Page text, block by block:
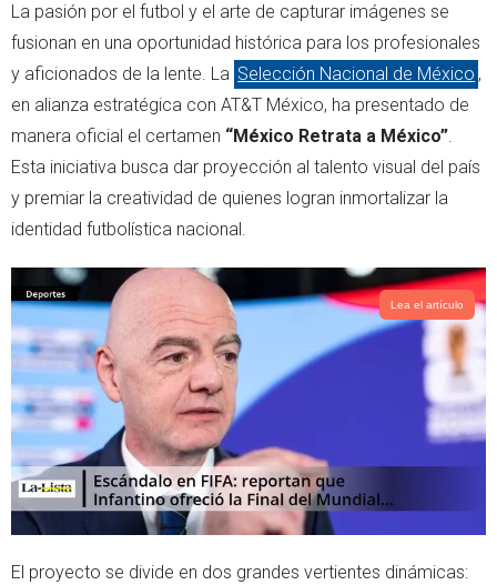
t
t
e
r
t
s
p
p
La pasión por el futbol y el arte de capturar imágenes se
fusionan en una oportunidad histórica para los profesionales
y aficionados de la lente. La Selección Nacional de México ,
en alianza estratégica con AT&T México, ha presentado de
manera oficial el certamen “México Retrata a México”.
Esta iniciativa busca dar proyección al talento visual del país
y premiar la creatividad de quienes logran inmortalizar la
identidad futbolística nacional.
Lea el artículo
El proyecto se divide en dos grandes vertientes dinámicas: